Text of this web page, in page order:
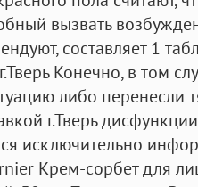
вызвать
составляет 1
Конечно, в том
либо перенесли
г.Тверь
исключительно
Крем-сорбет для